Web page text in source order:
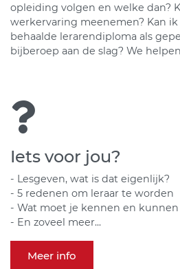
opleiding volgen en welke dan?
werkervaring meenemen? Kan
behaalde lerarendiploma als
bijberoep aan de slag? We
Iets voor jou?
- Lesgeven, wat is dat eigenlijk?
- 5 redenen om leraar te worden
- Wat moet je kennen en
- En zoveel meer...
Meer info